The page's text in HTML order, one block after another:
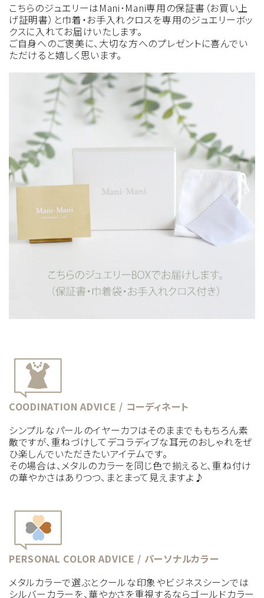
こちらのジュエリーはMani･Mani専用の保証書（お買い上
げ証明書）と巾着・お手入れクロスを専用のジュエリーボッ
クスに入れてお届けいたします。
ご自身へのご褒美に、大切な方へのプレゼントに喜んでい
ただけると嬉しく思います。
COODINATION ADVICE / コーディネート
シンプルなパールのイヤーカフはそのままでももちろん素
敵ですが、重ねづけしてデコラディブな耳元のおしゃれをぜ
ひ楽しんでいただきたいアイテムです。
その場合は、メタルのカラーを同じ色で揃えると、重ね付け
の華やかさはありつつ、まとまって見えますよ♪
PERSONAL COLOR ADVICE / パーソナルカラー
メタルカラーで選ぶとクールな印象やビジネスシーンでは
シルバーカラーを、華やかさを重視するならゴールドカラー